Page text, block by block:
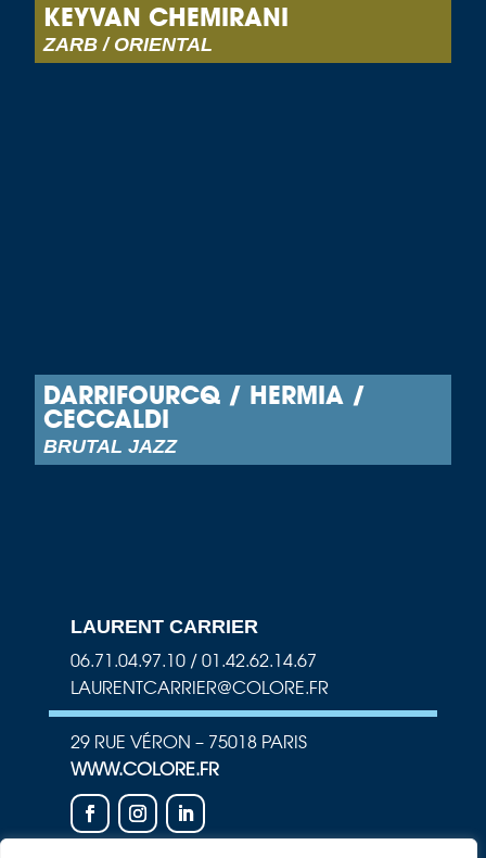
KEYVAN CHEMIRANI
ZARB / ORIENTAL
DARRIFOURCQ / HERMIA /
CECCALDI
BRUTAL JAZZ
LAURENT CARRIER
06.71.04.97.10 / 01.42.62.14.67
LAURENTCARRIER@COLORE.FR
29 RUE VÉRON – 75018 PARIS
WWW.COLORE.FR